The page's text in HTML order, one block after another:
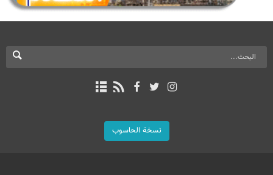
نسخة الحاسوب